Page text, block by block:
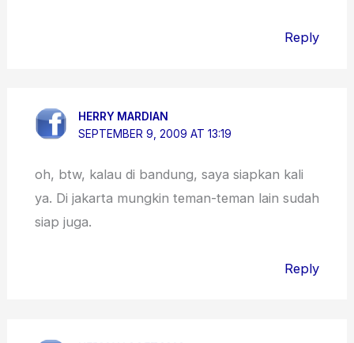
Reply
HERRY MARDIAN
SEPTEMBER 9, 2009 AT 13:19
oh, btw, kalau di bandung, saya siapkan kali
ya. Di jakarta mungkin teman-teman lain sudah
siap juga.
Reply